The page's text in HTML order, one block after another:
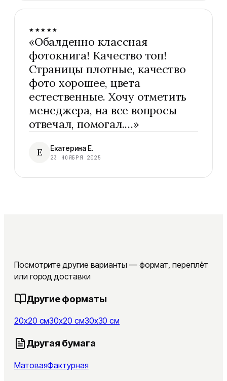
★★★★★
«Обалденно классная
фотокнига! Качество топ!
Страницы плотные, качество
фото хорошее, цвета
естественные. Хочу отметить
менеджера, на все вопросы
отвечал, помогал.…»
Е Екатерина Е.
23 НОЯБРЯ 2025
Посмотрите другие варианты — формат, переплёт
или город доставки
Другие форматы
20x20 см30x20 см30x30 см
Другая бумага
МатоваяФактурная